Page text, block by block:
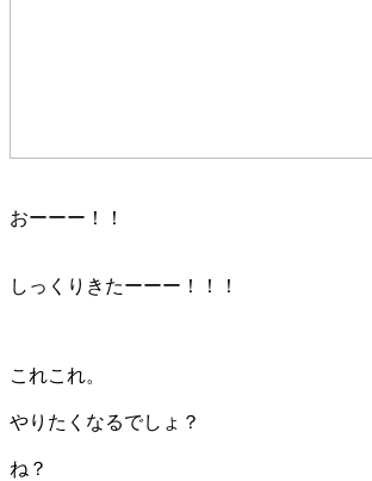
おーーー！！
しっくりきたーーー！！！
これこれ。
やりたくなるでしょ？
ね？